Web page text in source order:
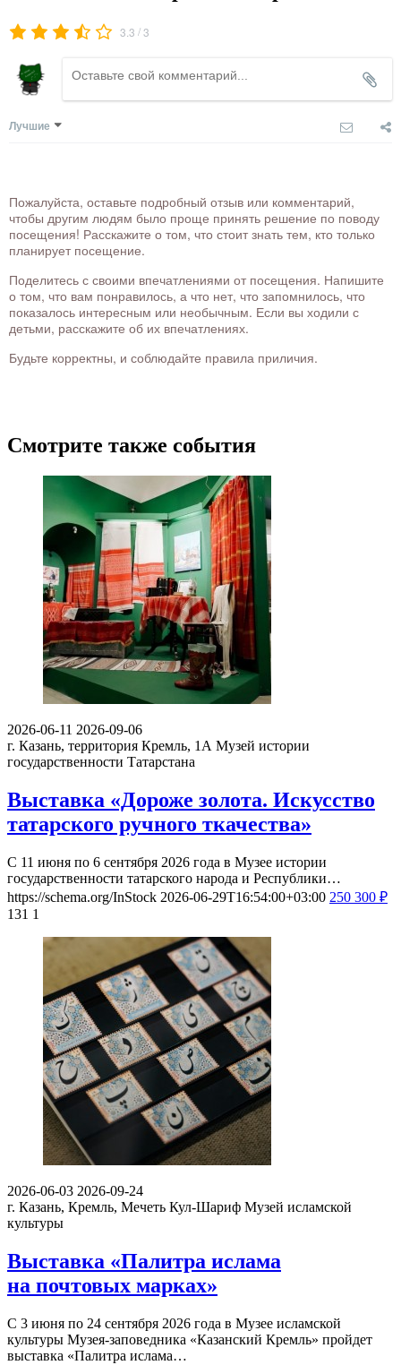
3.3 /3
Лучшие
Пожалуйста, оставьте подробный отзыв или комментарий,
чтобы другим людям было проще принять решение по поводу
посещения! Расскажите о том, что стоит знать тем, кто только
планирует посещение.
Поделитесь с своими впечатлениями от посещения. Напишите
о том, что вам понравилось, а что нет, что запомнилось, что
показалось интересным или необычным. Если вы ходили с
детьми, расскажите об их впечатлениях.
Будьте корректны, и соблюдайте правила приличия.
Смотрите также события
2026-06-11 2026-09-06
г. Казань, территория Кремль, 1А Музей истории
государственности Татарстана
Выставка «Дороже золота. Искусство
татарского ручного ткачества»
С 11 июня по 6 сентября 2026 года в Музее истории
государственности татарского народа и Республики…
https://schema.org/InStock 2026-06-29T16:54:00+03:00 250 300 ₽
131 1
2026-06-03 2026-09-24
г. Казань, Кремль, Мечеть Кул-Шариф Музей исламской
культуры
Выставка «Палитра ислама
на почтовых марках»
С 3 июня по 24 сентября 2026 года в Музее исламской
культуры Музея-заповедника «Казанский Кремль» пройдет
выставка «Палитра ислама…